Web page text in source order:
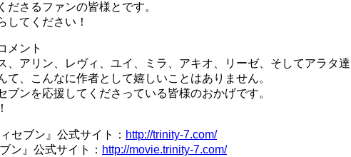
ださるファンの皆様とです。
してください！
メント
、アリン、レヴィ、ユイ、ミラ、アキオ、リーゼ、そしてアラタ達
て、こんなに作者として嬉しいことはありません。
ブンを応援してくださっている皆様のおかげです。
セブン』公式サイト： http://trinity-7.com/
ン』公式サイト： http://movie.trinity-7.com/